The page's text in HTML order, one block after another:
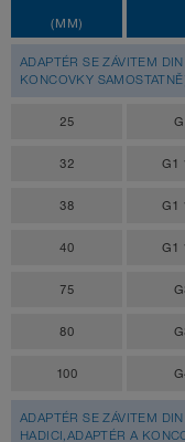
(MM)
ADAPTÉR SE ZÁVITEM
KONCOVKY
25
32 G1
38 G1
40 G1
75
80
100
ADAPTÉR SE ZÁVITEM
HADICI,ADAPTÉR A